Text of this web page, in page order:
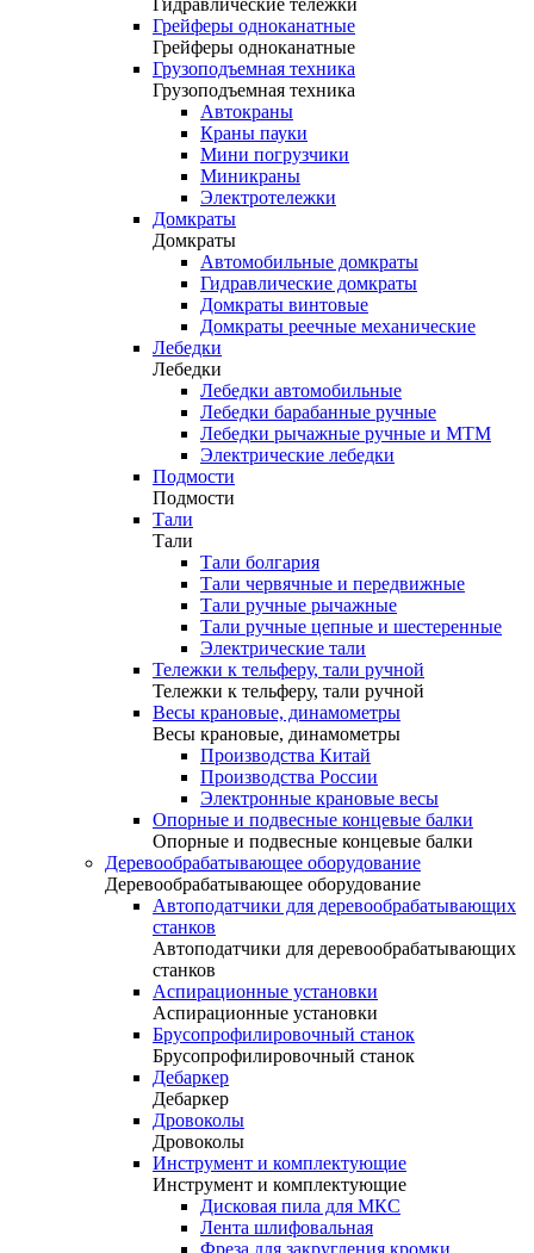
Гидравлические тележки
Грейферы одноканатные
Грейферы одноканатные
Грузоподъемная техника
Грузоподъемная техника
Автокраны
Краны пауки
Мини погрузчики
Миникраны
Электротележки
Домкраты
Домкраты
Автомобильные домкраты
Гидравлические домкраты
Домкраты винтовые
Домкраты реечные механические
Лебедки
Лебедки
Лебедки автомобильные
Лебедки барабанные ручные
Лебедки рычажные ручные и МТМ
Электрические лебедки
Подмости
Подмости
Тали
Тали
Тали болгария
Тали червячные и передвижные
Тали ручные рычажные
Тали ручные цепные и шестеренные
Электрические тали
Тележки к тельферу, тали ручной
Тележки к тельферу, тали ручной
Весы крановые, динамометры
Весы крановые, динамометры
Производства Китай
Производства России
Электронные крановые весы
Опорные и подвесные концевые балки
Опорные и подвесные концевые балки
Деревообрабатывающее оборудование
Деревообрабатывающее оборудование
Автоподатчики для деревообрабатывающих
станков
Автоподатчики для деревообрабатывающих
станков
Аспирационные установки
Аспирационные установки
Брусопрофилировочный станок
Брусопрофилировочный станок
Дебаркер
Дебаркер
Дровоколы
Дровоколы
Инструмент и комплектующие
Инструмент и комплектующие
Дисковая пила для МКС
Лента шлифовальная
Фреза для закругления кромки